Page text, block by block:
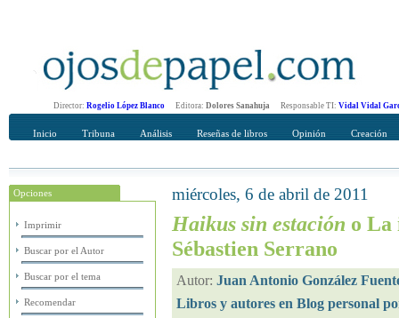
Director: Rogelio López Blanco Editora: Dolores Sanahuja Responsable TI: Vidal Vidal
Inicio Tribuna Análisis Reseñas de libros Opinión Creación
Opciones
Imprimir
Buscar por el Autor
Buscar por el tema
Recomendar
Recomendar
miércoles, 6 de abril de 2011
Haikus sin estación o La
Sébastien Serrano
Autor: Juan Antonio González
Libros y autores en Blog personal